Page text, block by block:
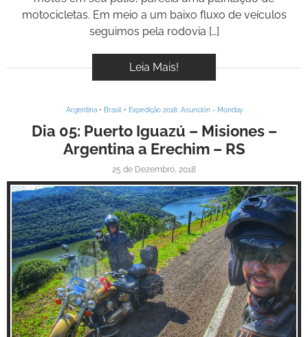
motocicletas. Em meio a um baixo fluxo de veículos
seguimos pela rodovia […]
Leia Mais!
Argentina• Brasil • Expedição 2018: Asunción - Monday
Dia 05: Puerto Iguazú – Misiones –
Argentina a Erechim – RS
25 de Dezembro, 2018
Inspire-se!